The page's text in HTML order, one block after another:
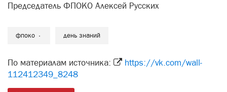
Председатель ФПОКО Алексей Русских
фпоко день знаний
По материалам источника:
https://vk.com/wall-
112412349_8248